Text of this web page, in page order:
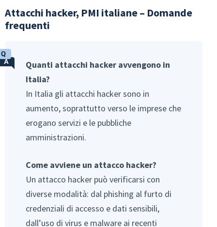
Attacchi hacker, PMI italiane – Domande
frequenti
Quanti attacchi hacker avvengono in
Italia?
In Italia gli attacchi hacker sono in
aumento, soprattutto verso le imprese che
erogano servizi e le pubbliche
amministrazioni.
Come avviene un attacco hacker?
Un attacco hacker può verificarsi con
diverse modalità: dal phishing al furto di
credenziali di accesso e dati sensibili,
dall’uso di virus e malware ai recenti